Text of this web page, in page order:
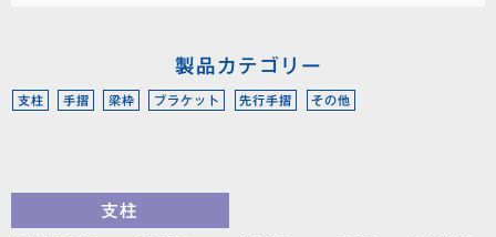
製品カテゴリー
支柱 手摺 梁枠 ブラケット 先行手摺 その他
支柱